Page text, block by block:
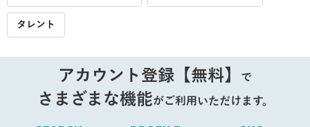
タレント
アカウント登録【無料】 で
さまざまな機能がご利用いただけます。